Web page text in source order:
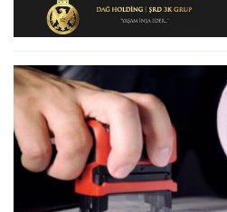
Kararında
Masaya Yatırıldı
16:40 Mustafa Sarıgül’den “Parti